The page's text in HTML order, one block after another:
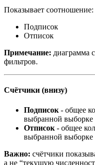
Показывает соотношение:
Подписок
Отписок
Примечание: диаграмма
фильтров.
Счётчики (внизу)
Подписок - общее
выбранной выборке
Отписок - общее
выбранной выборке
Важно: счётчики
а не “текущую